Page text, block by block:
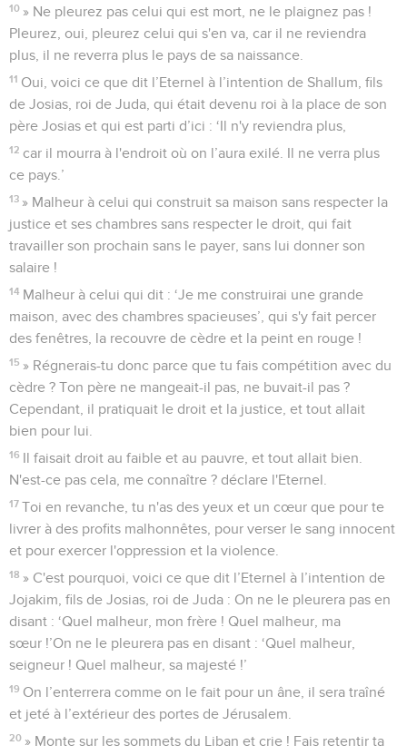
10 » Ne pleurez pas celui qui est mort, ne le plaignez pas !
Pleurez, oui, pleurez celui qui s'en va, car il ne reviendra
plus, il ne reverra plus le pays de sa naissance.
11 Oui, voici ce que dit l’Eternel à l’intention de Shallum, fils
de Josias, roi de Juda, qui était devenu roi à la place de son
père Josias et qui est parti d’ici : ‘Il n'y reviendra plus,
12 car il mourra à l'endroit où on l’aura exilé. Il ne verra plus
ce pays.’
13 » Malheur à celui qui construit sa maison sans respecter la
justice et ses chambres sans respecter le droit, qui fait
travailler son prochain sans le payer, sans lui donner son
salaire !
14 Malheur à celui qui dit : ‘Je me construirai une grande
maison, avec des chambres spacieuses’, qui s'y fait percer
des fenêtres, la recouvre de cèdre et la peint en rouge !
15 » Régnerais-tu donc parce que tu fais compétition avec du
cèdre ? Ton père ne mangeait-il pas, ne buvait-il pas ?
Cependant, il pratiquait le droit et la justice, et tout allait
bien pour lui.
16
Il faisait droit au faible et au pauvre, et tout allait bien.
N'est-ce pas cela, me connaître ? déclare l'Eternel.
17 Toi en revanche, tu n'as des yeux et un cœur que pour te
livrer à des profits malhonnêtes, pour verser le sang innocent
et pour exercer l'oppression et la violence.
18 » C'est pourquoi, voici ce que dit l’Eternel à l’intention de
Jojakim, fils de Josias, roi de Juda : On ne le pleurera pas en
disant : ‘Quel malheur, mon frère ! Quel malheur, ma
sœur !’On ne le pleurera pas en disant : ‘Quel malheur,
seigneur ! Quel malheur, sa majesté !’
19 On l’enterrera comme on le fait pour un âne, il sera traîné
et jeté à l’extérieur des portes de Jérusalem.
20 » Monte sur les sommets du Liban et crie ! Fais retentir ta